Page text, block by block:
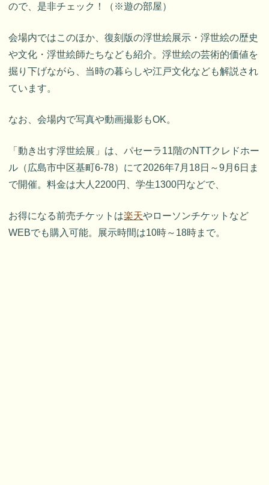
ので、是非チェック！（※遊の部屋）
会場内ではこのほか、復刻版の浮世絵展示・浮世絵の歴史
や文化・浮世絵師たちなども紹介。浮世絵の芸術的価値を
掘り下げながら、当時の暮らしや江戸文化なども解説され
ています。
なお、会場内で写真や動画撮影もOK。
「動き出す浮世絵展」は、パセーラ11階のNTTクレドホー
ル（広島市中区基町6-78）にて2026年7月18日～9月6日ま
で開催。料金は大人2200円、学生1300円などで、
お得になる前売チケットは楽天やローソンチケットなど
WEBでも購入可能。展示時間は10時～18時まで。